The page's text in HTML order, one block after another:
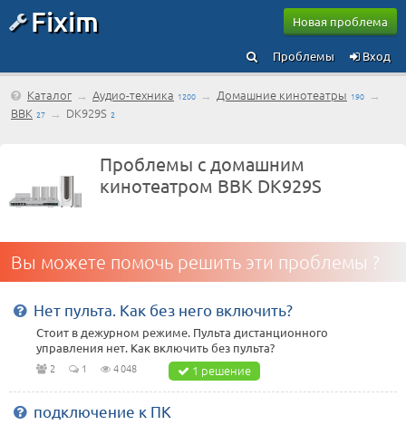
Fixim Новая проблема
Вход
Проблемы
Каталог → Аудио-техника 1200 → Домашние кинотеатры 190 →
BBK 27 → DK929S 2
Проблемы с домашним
кинотеатром BBK DK929S
Вы можете помочь решить эти проблемы ?
Нет пульта. Как без него включить?
Стоит в дежурном режиме. Пульта дистанционного
управления нет. Как включить без пульта?
2 1 4 048 1 решение
подключение к ПК